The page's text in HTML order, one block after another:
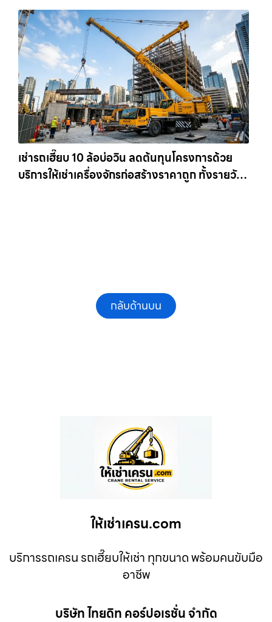
เช่ารถเฮี๊ยบ 10 ล้อบ่อวิน ลดต้นทุนโครงการด้วย
บริการให้เช่าเครื่องจักรก่อสร้างราคาถูก ทั้งรายวัน
กลับด้านบน
ให้เช่าเครน.com
บริการรถเครน รถเฮี๊ยบให้เช่า ทุกขนาด พร้อมคนขับมือ
อาชีพ
บริษัท ไทยดิท คอร์ปอเรชั่น จำกัด